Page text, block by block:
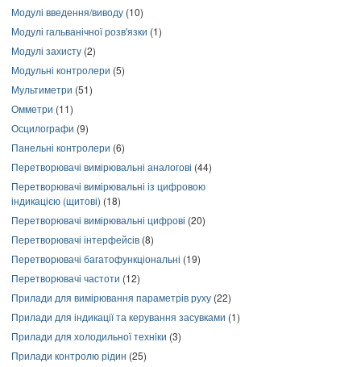
Модулі введення/виводу (10)
Модулі гальванічної розв'язки (1)
Модулі захисту (2)
Модульні контролери (5)
Мультиметри (51)
Омметри (11)
Осцилографи (9)
Панельні контролери (6)
Перетворювачі вимірювальні аналогові (44)
Перетворювачі вимірювальні із цифровою
індикацією (щитові) (18)
Перетворювачі вимірювальні цифрові (20)
Перетворювачі інтерфейсів (8)
Перетворювачі багатофункціональні (19)
Перетворювачі частоти (12)
Прилади для вимірювання параметрів руху (22)
Прилади для індикації та керування засувками (1)
Прилади для холодильної техніки (3)
Прилади контролю рідин (25)